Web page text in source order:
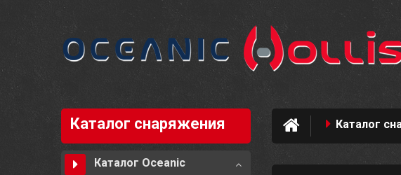
Каталог
Каталог снаряжения
Каталог Oceanic